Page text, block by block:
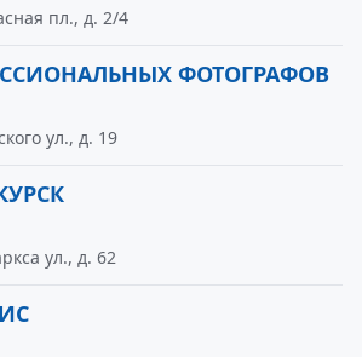
пл., д. 2/4
ФОТОГРАФОВ
ул., д. 19
ул., д. 62